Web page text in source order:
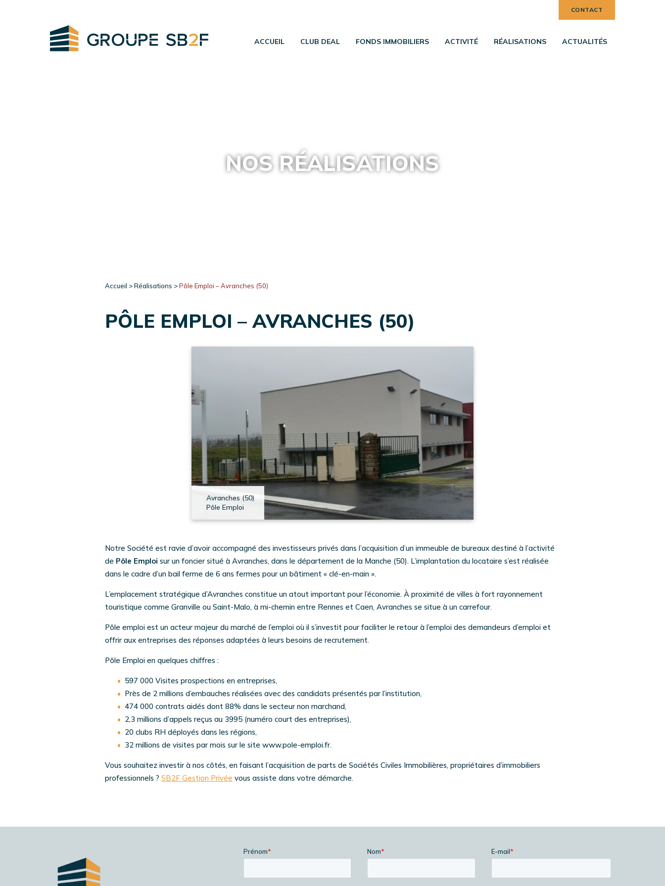
CONTACT
ACCUEIL CLUB DEAL FONDS IMMOBILIERS ACTIVITÉ RÉALISATIONS ACTUALITÉS
NOS RÉALISATIONS
Accueil >Réalisations >Pôle Emploi – Avranches (50)
PÔLE EMPLOI – AVRANCHES (50)
Avranches (50)
Pôle Emploi
Notre Société est ravie d’avoir accompagné des investisseurs privés dans l’acquisition d’un immeuble de bureaux destiné à l’activité
de Pôle Emploi sur un foncier situé à Avranches, dans le département de la Manche (50). L’implantation du locataire s’est réalisée
dans le cadre d’un bail ferme de 6 ans fermes pour un bâtiment « clé-en-main ».
L’emplacement stratégique d’Avranches constitue un atout important pour l’économie. À proximité de villes à fort rayonnement
touristique comme Granville ou Saint-Malo, à mi-chemin entre Rennes et Caen, Avranches se situe à un carrefour.
Pôle emploi est un acteur majeur du marché de l’emploi où il s’investit pour faciliter le retour à l’emploi des demandeurs d’emploi et
offrir aux entreprises des réponses adaptées à leurs besoins de recrutement.
Pôle Emploi en quelques chiffres :
597 000 Visites prospections en entreprises,
Près de 2 millions d’embauches réalisées avec des candidats présentés par l’institution,
474 000 contrats aidés dont 88% dans le secteur non marchand,
2,3 millions d’appels reçus au 3995 (numéro court des entreprises),
20 clubs RH déployés dans les régions,
32 millions de visites par mois sur le site www.pole-emploi.fr.
Vous souhaitez investir à nos côtés, en faisant l’acquisition de parts de Sociétés Civiles Immobilières, propriétaires d’immobiliers
professionnels ? SB2F Gestion Privée vous assiste dans votre démarche.